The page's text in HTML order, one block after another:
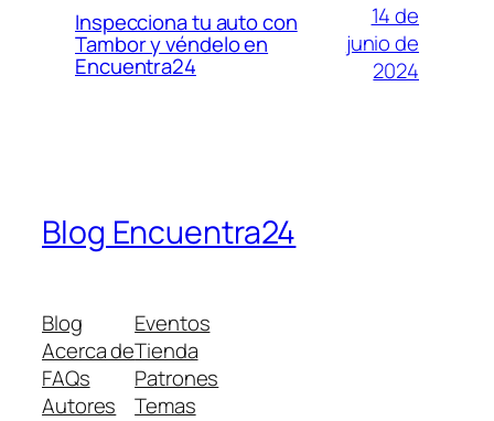
Inspecciona tu auto con
Tambor y véndelo en
Encuentra24
14 de
junio de
2024
Blog Encuentra24
Blog
Acerca de
FAQs
Autores
Eventos
Tienda
Patrones
Temas